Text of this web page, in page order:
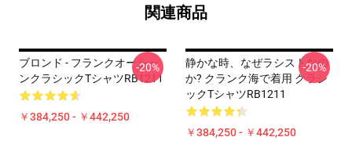
関連商品
ブロンド - フランクオーシャ
ンクラシックTシャツRB1211
￥384,250 - ￥442,250
-20%
静かな時、なぜラシストなの
か? クランク海で着用 クラシ
ックTシャツRB1211
￥384,250 - ￥442,250
-20%